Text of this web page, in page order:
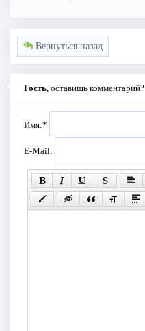
Вернуться назад
Гость , оставишь комментарий?
Имя:*
E-Mail: